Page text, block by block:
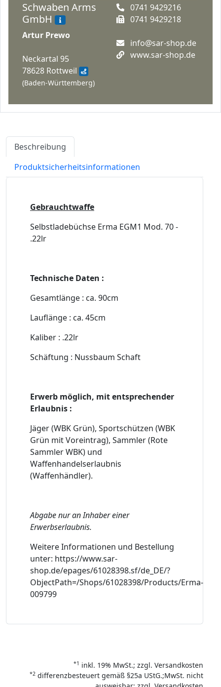
Schwaben Arms
GmbH
Artur Prewo
Neckartal 95
78628 Rottweil
(Baden-Württemberg)
0741 9429216
0741 9429218
info@sar-shop.de
www.sar-shop.de
Beschreibung
Produktsicherheitsinformationen
Gebrauchtwaffe
Selbstladebüchse Erma EGM1 Mod. 70 -
.22lr
Technische Daten :
Gesamtlänge : ca. 90cm
Lauflänge : ca. 45cm
Kaliber : .22lr
Schäftung : Nussbaum Schaft
Erwerb möglich, mit entsprechender
Erlaubnis :
Jäger (WBK Grün), Sportschützen (WBK
Grün mit Voreintrag), Sammler (Rote
Sammler WBK) und
Waffenhandelserlaubnis
(Waffenhändler).
Abgabe nur an Inhaber einer
Erwerbserlaubnis.
Weitere Informationen und Bestellung
unter: https://www.sar-
shop.de/epages/61028398.sf/de_DE/?
ObjectPath=/Shops/61028398/Products/Erma-
009799
*1 inkl. 19% MwSt.; zzgl. Versandkosten
*2 differenzbesteuert gemäß §25a UStG.;MwSt. nicht